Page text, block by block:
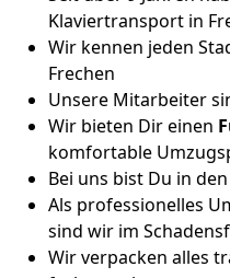
Klaviertransport in
Wir kennen jeden
Frechen
Unsere Mitarbeiter
Wir bieten Dir einen
komfortable
Bei uns bist Du in
Als professionelles
sind wir im
Wir verpacken alles